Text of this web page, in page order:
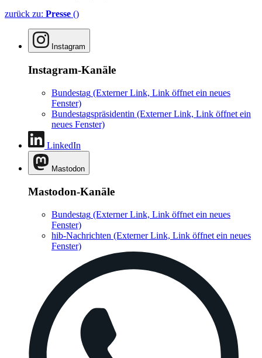
zurück zu: Presse ()
Instagram
Instagram-Kanäle
Bundestag (Externer Link, Link öffnet ein neues
Fenster)
Bundestagspräsidentin (Externer Link, Link öffnet ein
neues Fenster)
LinkedIn
Mastodon
Mastodon-Kanäle
Bundestag (Externer Link, Link öffnet ein neues
Fenster)
hib-Nachrichten (Externer Link, Link öffnet ein neues
Fenster)